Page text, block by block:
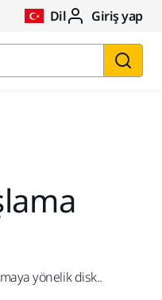
Dil Giriş yap
yönelik disk..